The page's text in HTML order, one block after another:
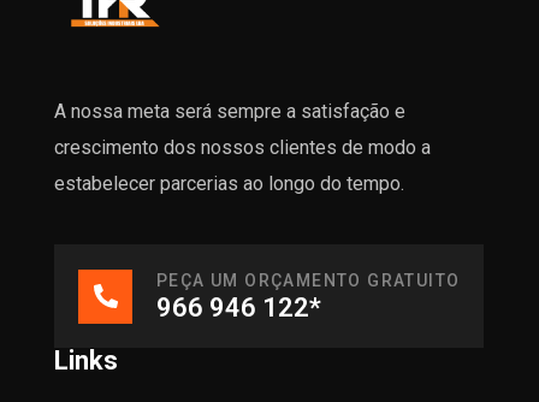
A nossa meta será sempre a satisfação e
crescimento dos nossos clientes de modo a
estabelecer parcerias ao longo do tempo.
PEÇA UM ORÇAMENTO GRATUITO
966 946 122*
Links